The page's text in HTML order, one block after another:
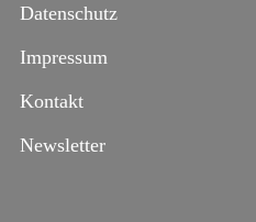
Datenschutz
Impressum
Kontakt
Newsletter